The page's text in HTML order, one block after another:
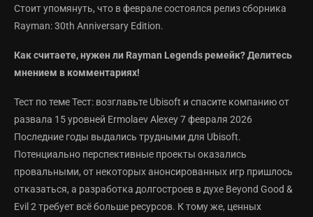
Стоит упомянуть, что в феврале состоялся релиз сборника
Rayman: 30th Anniversary Edition.
Как считаете, нужен ли Rayman Legends ремейк? Делитесь
мнением в комментариях!
Тест по теме Тест: возглавьте Ubisoft и спасите компанию от
развала 15 уровней Ermolaev Alexey 7 февраля 2026
Последние годы выдались трудными для Ubisoft.
Потенциально перспективные проекты оказались
провальными, от некоторых анонсированных игр пришлось
отказаться, а разработка долгостроев в духе Beyond Good &
Evil 2 требует всё больше ресурсов. К тому же, ценных